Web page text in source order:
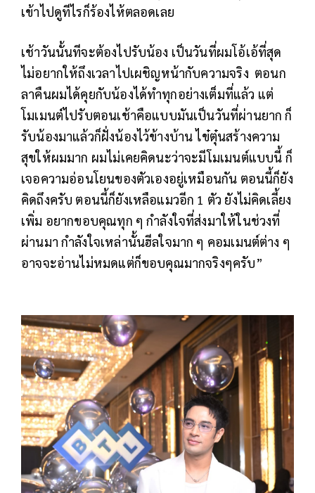
เข้าไปดูทีไรก็ร้องไห้ตลอดเลย
เช้าวันนั้นทีจะต้องไปรับน้อง เป็นวันที่ผมโอ้เอ้ที่สุด
ไม่อยากให้ถึงเวลาไปเผชิญหน้ากับความจริง ตอนก
ลาคืนผมได้คุยกับน้องได้ทำทุกอย่างเต็มที่แล้ว แต่
โมเมนต์ไปรับตอนเช้าคือแบบมันเป็นวันที่ผ่านยาก ก็
รับน้องมาแล้วก็ฝั่งน้องไว้ข้างบ้าน ไข๋ตุ๋นสร้างความ
สุขให้ผมมาก ผมไม่เคยคิดนะว่าจะมีโมเมนต์แบบนี้ ก็
เจอความอ่อนโยนของตัวเองอยู่เหมือนกัน ตอนนี้ก็ยัง
คิดถึงครับ ตอนนี้ก็ยังเหลือแมวอีก 1 ตัว ยังไม่คิดเลี้ยง
เพิ่ม อยากขอบคุณทุก ๆ กำลังใจที่ส่งมาให้ในช่วงที่
ผ่านมา กำลังใจเหล่านั้นฮีลใจมาก ๆ คอมเมนต์ต่าง ๆ
อาจจะอ่านไม่หมดแต่ก็ขอบคุณมากจริงๆครับ”